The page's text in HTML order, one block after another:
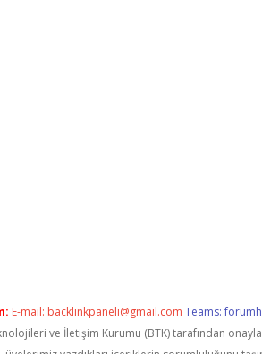
E-mail: backlinkpaneli@gmail.com Teams:
ve İletişim Kurumu (BTK) tarafından